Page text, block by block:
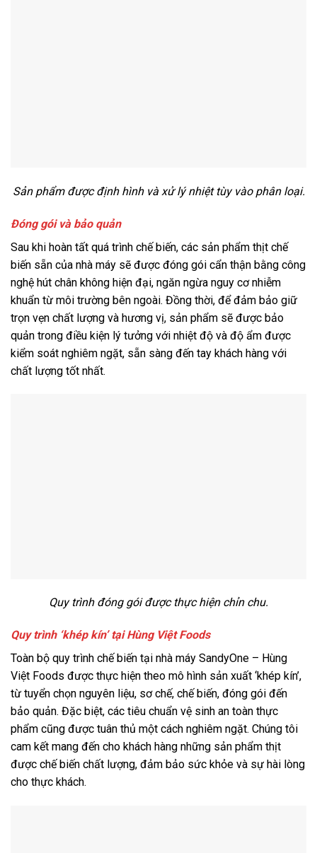
Sản phẩm được định hình và xử lý nhiệt tùy vào phân loại.
Đóng gói và bảo quản
Sau khi hoàn tất quá trình chế biến, các sản phẩm thịt chế
biến sẵn của nhà máy sẽ được đóng gói cẩn thận bằng công
nghệ hút chân không hiện đại, ngăn ngừa nguy cơ nhiễm
khuẩn từ môi trường bên ngoài. Đồng thời, để đảm bảo giữ
trọn vẹn chất lượng và hương vị, sản phẩm sẽ được bảo
quản trong điều kiện lý tưởng với nhiệt độ và độ ẩm được
kiểm soát nghiêm ngặt, sẵn sàng đến tay khách hàng với
chất lượng tốt nhất.
Quy trình đóng gói được thực hiện chỉn chu.
Quy trình ‘khép kín’ tại Hùng Việt Foods
Toàn bộ quy trình chế biến tại nhà máy SandyOne – Hùng
Việt Foods được thực hiện theo mô hình sản xuất ‘khép kín’,
từ tuyển chọn nguyên liệu, sơ chế, chế biến, đóng gói đến
bảo quản. Đặc biệt, các tiêu chuẩn vệ sinh an toàn thực
phẩm cũng được tuân thủ một cách nghiêm ngặt. Chúng tôi
cam kết mang đến cho khách hàng những sản phẩm thịt
được chế biến chất lượng, đảm bảo sức khỏe và sự hài lòng
cho thực khách.